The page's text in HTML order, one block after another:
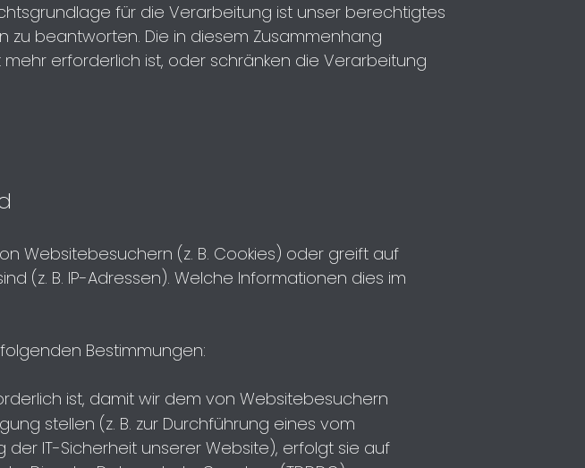
für die Verarbeitung ist unser berechtigtes
zu beantworten. Die in diesem Zusammenhang
erforderlich ist, oder schränken die Verarbeitung
Websitebesuchern (z. B. Cookies) oder greift auf
(z. B. IP-Adressen). Welche Informationen dies im
Bestimmungen:
ist, damit wir dem von Websitebesuchern
stellen (z. B. zur Durchführung eines vom
IT-Sicherheit unserer Website), erfolgt sie auf